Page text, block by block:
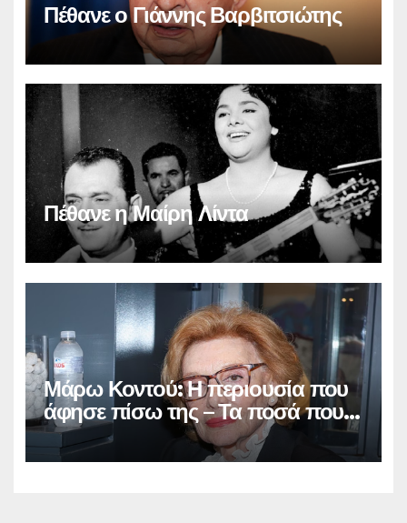
Πέθανε ο Γιάννης Βαρβιτσιώτης
Πέθανε η Μαίρη Λίντα
Μάρω Κοντού: Η περιουσία που
άφησε πίσω της – Τα ποσά που
έπαιρνε από τις επαναλήψεις των
ταινιών που έπαιξε